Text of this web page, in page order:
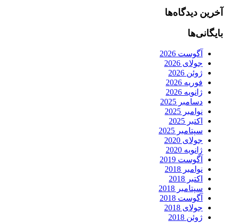
آخرین دیدگاه‌ها
بایگانی‌ها
آگوست 2026
جولای 2026
ژوئن 2026
فوریه 2026
ژانویه 2026
دسامبر 2025
نوامبر 2025
اکتبر 2025
سپتامبر 2025
جولای 2020
ژانویه 2020
آگوست 2019
نوامبر 2018
اکتبر 2018
سپتامبر 2018
آگوست 2018
جولای 2018
ژوئن 2018